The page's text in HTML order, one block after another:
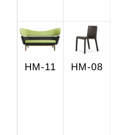
HM-11 HM-08